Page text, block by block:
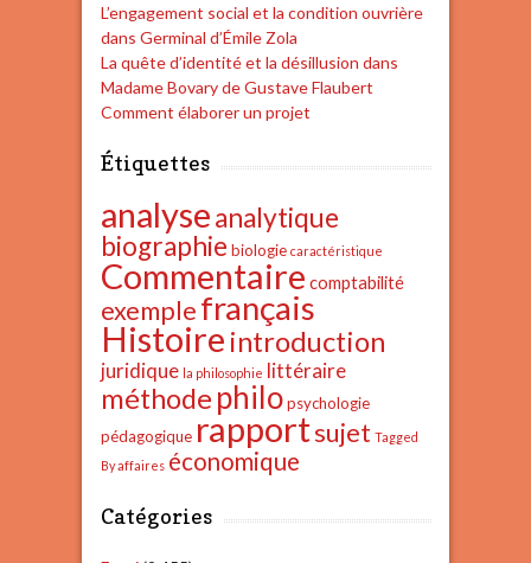
L’engagement social et la condition ouvrière
dans Germinal d’Émile Zola
La quête d’identité et la désillusion dans
Madame Bovary de Gustave Flaubert
Comment élaborer un projet
Étiquettes
analyseanalytique
biographie biologie caractéristique
Commentaire comptabilité
exemplefrançais
Histoire introduction
juridique la philosophie littéraire
méthode philo psychologie
pédagogique rapportsujet Tagged
By affaires économique
Catégories